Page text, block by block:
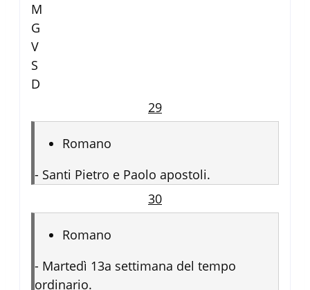
M
G
V
S
D
29
Romano
- Santi Pietro e Paolo apostoli.
30
Romano
- Martedì 13a settimana del tempo
ordinario.